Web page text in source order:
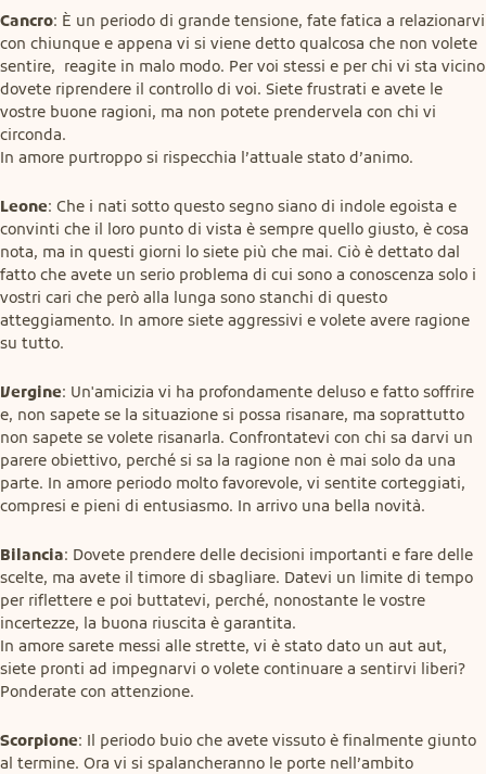
Cancro: È un periodo di grande tensione, fate fatica a relazionarvi
con chiunque e appena vi si viene detto qualcosa che non volete
sentire,  reagite in malo modo. Per voi stessi e per chi vi sta vicino
dovete riprendere il controllo di voi. Siete frustrati e avete le
vostre buone ragioni, ma non potete prendervela con chi vi
circonda.
In amore purtroppo si rispecchia l’attuale stato d’animo.
Leone: Che i nati sotto questo segno siano di indole egoista e
convinti che il loro punto di vista è sempre quello giusto, è cosa
nota, ma in questi giorni lo siete più che mai. Ciò è dettato dal
fatto che avete un serio problema di cui sono a conoscenza solo i
vostri cari che però alla lunga sono stanchi di questo
atteggiamento. In amore siete aggressivi e volete avere ragione
su tutto.
Vergine: Un'amicizia vi ha profondamente deluso e fatto soffrire
e, non sapete se la situazione si possa risanare, ma soprattutto
non sapete se volete risanarla. Confrontatevi con chi sa darvi un
parere obiettivo, perché si sa la ragione non è mai solo da una
parte. In amore periodo molto favorevole, vi sentite corteggiati,
compresi e pieni di entusiasmo. In arrivo una bella novità.
Bilancia: Dovete prendere delle decisioni importanti e fare delle
scelte, ma avete il timore di sbagliare. Datevi un limite di tempo
per riflettere e poi buttatevi, perché, nonostante le vostre
incertezze, la buona riuscita è garantita.
In amore sarete messi alle strette, vi è stato dato un aut aut,
siete pronti ad impegnarvi o volete continuare a sentirvi liberi?
Ponderate con attenzione.
Scorpione: Il periodo buio che avete vissuto è finalmente giunto
al termine. Ora vi si spalancheranno le porte nell’ambito